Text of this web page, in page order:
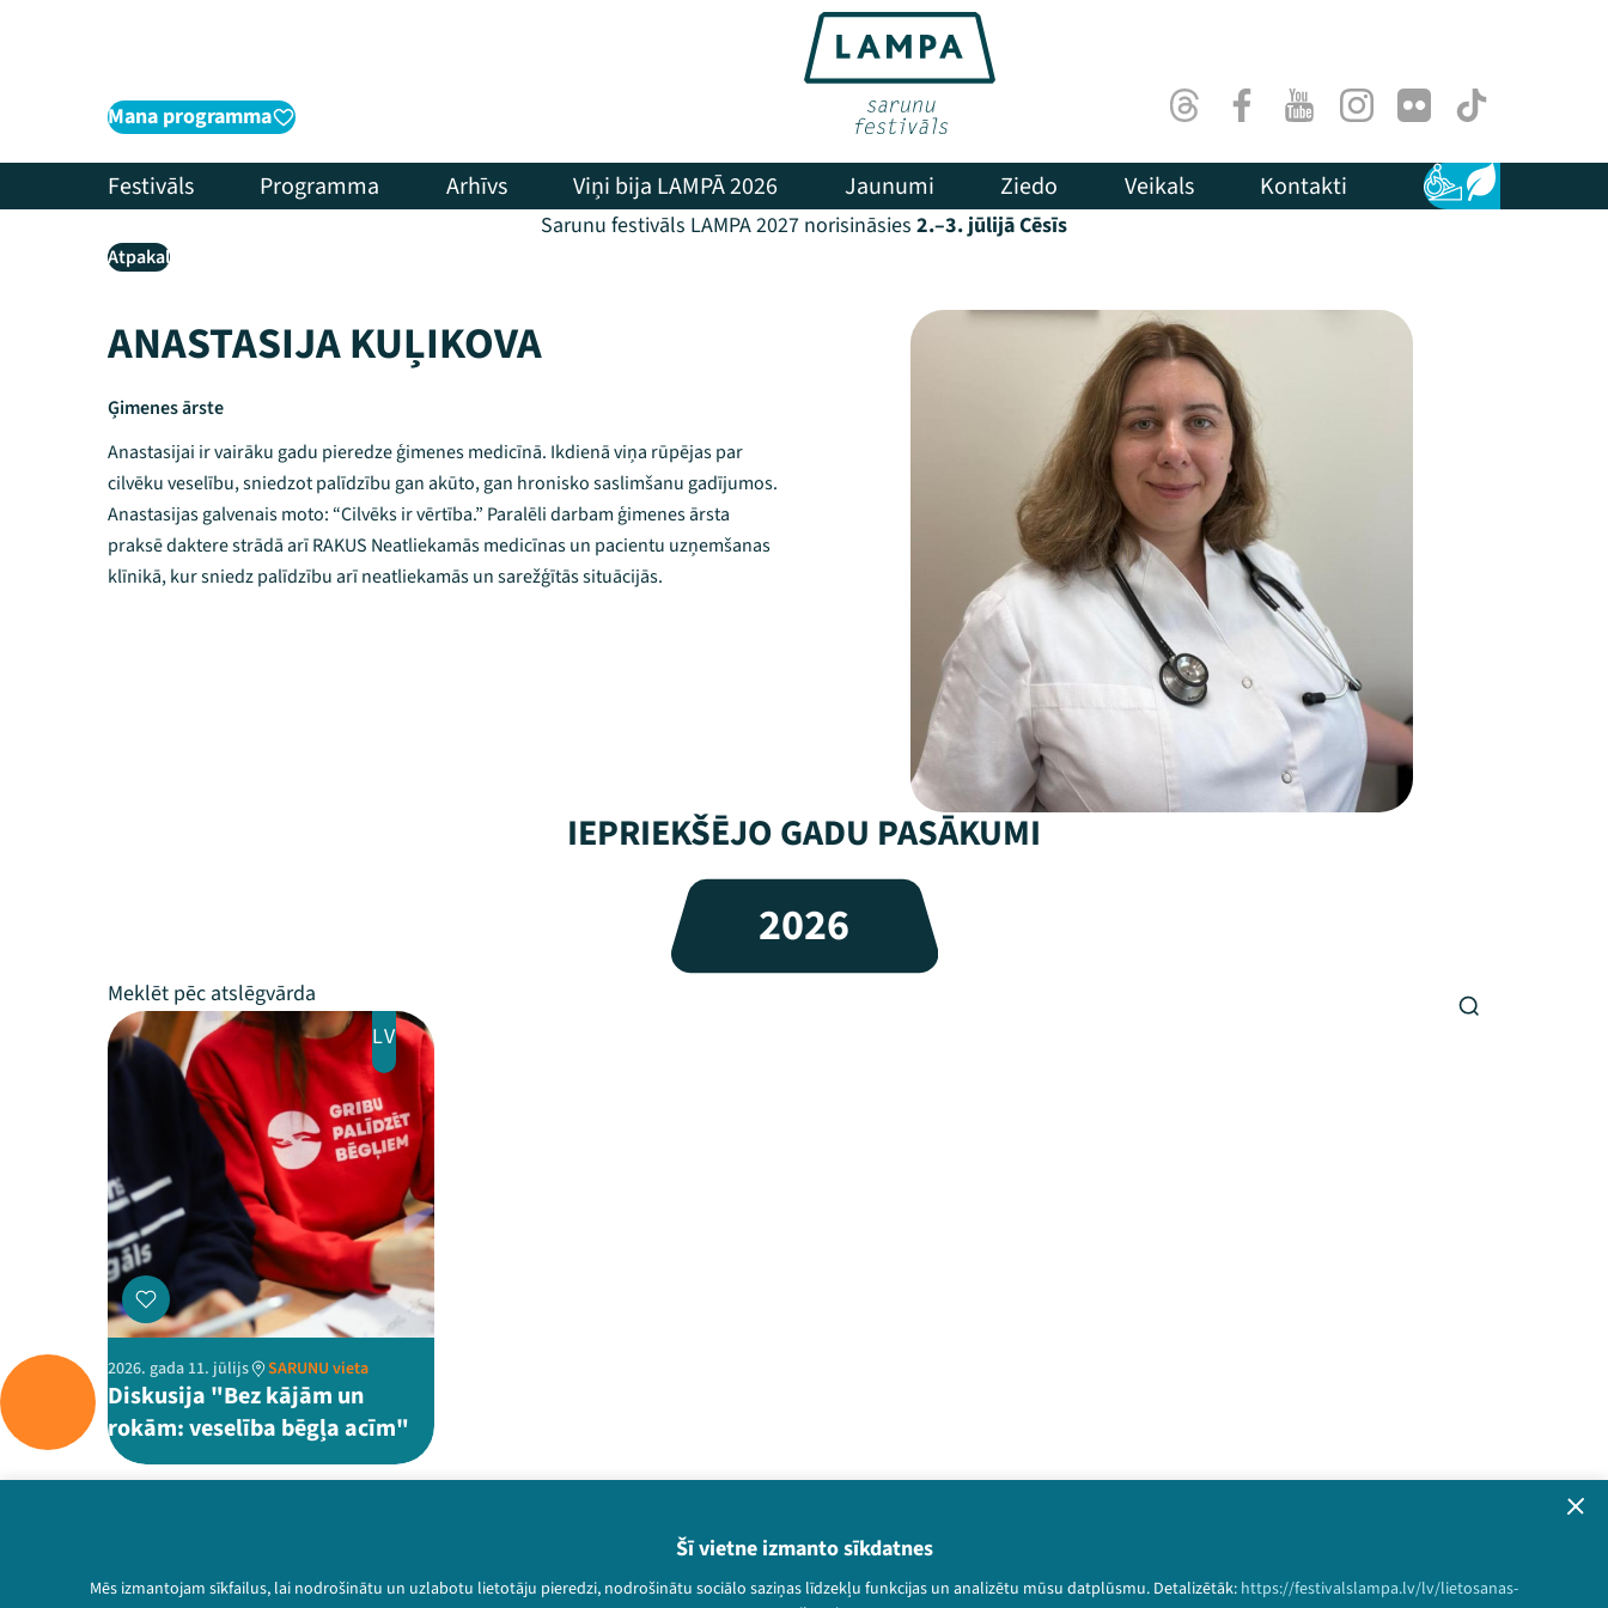
Šī vietne izmanto sīkdatnes
Mēs izmantojam sīkfailus, lai nodrošinātu un uzlabotu lietotāju pieredzi, nodrošinātu sociālo saziņas līdzekļu funkcijas un analizētu mūsu datplūsmu. Detalizētāk: https://festivalslampa.lv/lv/lietosanas-
Mana programma ThreadsFacebookYoutubeInstagram
Flick TikTok
Festivāls Programma Arhīvs Viņi bija LAMPĀ 2026 Jaunumi Ziedo Veikals Kontakti Pieejamība
Ilgtspēja
Sarunu festivāls LAMPA 2027 norisināsies 2.–3. jūlijā Cēsīs
Atpakaļ
ANASTASIJA KUĻIKOVA
Ģimenes ārste
Anastasijai ir vairāku gadu pieredze ģimenes medicīnā. Ikdienā viņa rūpējas par
cilvēku veselību, sniedzot palīdzību gan akūto, gan hronisko saslimšanu gadījumos.
Anastasijas galvenais moto: “Cilvēks ir vērtība.” Paralēli darbam ģimenes ārsta
praksē daktere strādā arī RAKUS Neatliekamās medicīnas un pacientu uzņemšanas
klīnikā, kur sniedz palīdzību arī neatliekamās un sarežģītās situācijās.
IEPRIEKŠĒJO GADU PASĀKUMI
2026
LV
2026. gada 11. jūlijs SARUNU vieta
Diskusija "Bez kājām un
rokām: veselība bēgļa acīm"
Piesakies jaunumiem!